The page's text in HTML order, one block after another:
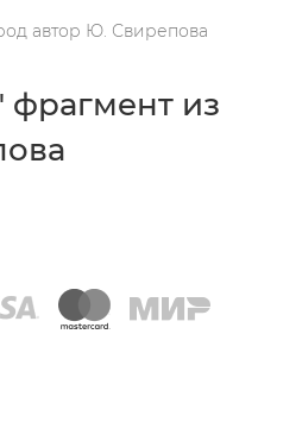
автор Ю. Свирепова
фрагмент из